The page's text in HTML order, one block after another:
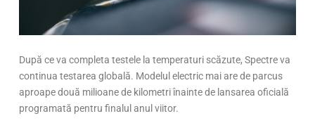
După ce va completa testele la temperaturi scăzute, Spectre va
continua testarea globală. Modelul electric mai are de parcus
aproape două milioane de kilometri înainte de lansarea oficială
programată pentru finalul anul viitor.